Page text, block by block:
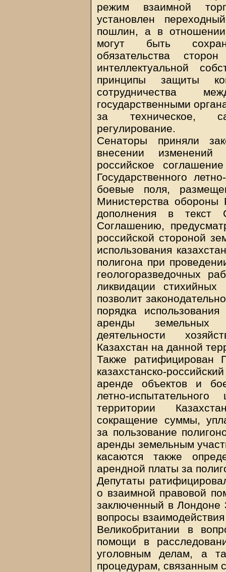
режим взаимной
установлен
пошлин, а в отношении
могут быть
обязательства
интеллектуальной
принципы защиты
сотрудничества
государственными
за техническое,
регулирование.
Сенаторы приняли
внесении
российское
Государственного
боевые поля,
Министерства обороны
дополнения в
Соглашению,
российской стороной
использования
полигона при
геологоразведочных
ликвидации стихийных
позволит
порядка
аренды земельных
деятельности
Казахстан на данной
Также ратифицирован
казахстанско-
аренде объектов и
летно-
территории
сокращение суммы,
за пользование
аренды земельным
касаются также
арендной платы за
Депутаты
о взаимной правовой
заключенный в Лондоне
вопросы
Великобритании в
помощи в
уголовным делам, а
процедурам, связанным